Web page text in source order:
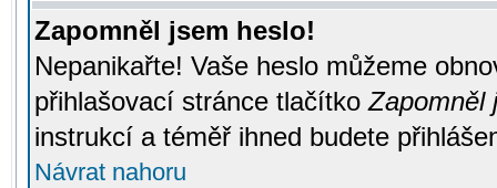
Zapomněl jsem heslo!
Nepanikařte! Vaše heslo můžeme
přihlašovací stránce tlačítkoZapomněl
instrukcí a téměř ihned budete
Návrat nahoru